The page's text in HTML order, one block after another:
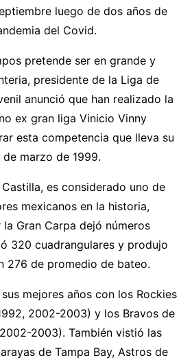
luego de dos años de
del Covid.
pretende ser en grande y
presidente de la Liga de
anunció que han realizado la
ex gran liga Vinicio Vinny
esta competencia que lleva su
marzo de 1999.
es considerado uno de
mexicanos en la historia,
Gran Carpa dejó números
320 cuadrangulares y produjo
276 de promedio de bateo.
mejores años con los Rockies
2002-2003) y los Bravos de
2003). También vistió las
de Tampa Bay, Astros de